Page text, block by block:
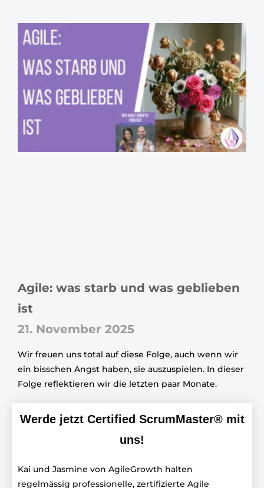
Agile: was starb und was geblieben
ist
21. November 2025
Wir freuen uns total auf diese Folge, auch wenn wir
ein bisschen Angst haben, sie auszuspielen. In dieser
Folge reflektieren wir die letzten paar Monate.
Werde jetzt Certified ScrumMaster® mit
uns!
Kai und Jasmine von AgileGrowth halten
regelmässig professionelle, zertifizierte Agile